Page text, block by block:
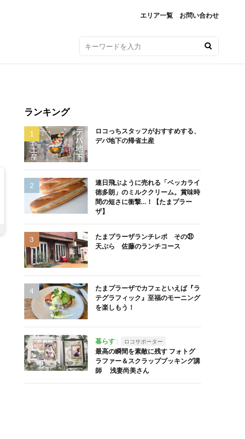
エリア一覧 お問い合わせ
ランキング
ロコっちスタッフがおすすめする、
デパ地下の帰省土産
連日飛ぶように売れる「ベッカライ
徳多朗」のミルククリーム。賞味時
間の短さに衝撃…！【たまプラー
ザ】
たまプラーザランチレポ その㉛
天ぷら 佐藤のランチコース
たまプラーザでカフェといえば『ラ
テグラフィック』至福のモーニング
を楽しもう！
暮らす ロコサポーター
最高の瞬間を素敵に残す フォトグ
ラファー＆スクラップブッキング講
師 浅妻尚美さん